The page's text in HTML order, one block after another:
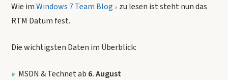
Wie imWindows 7 Team Blog
zu lesen ist steht nun das
RTM Datum fest.
Die wichtigsten Daten im Überblick:
MSDN & Technet ab 6. August